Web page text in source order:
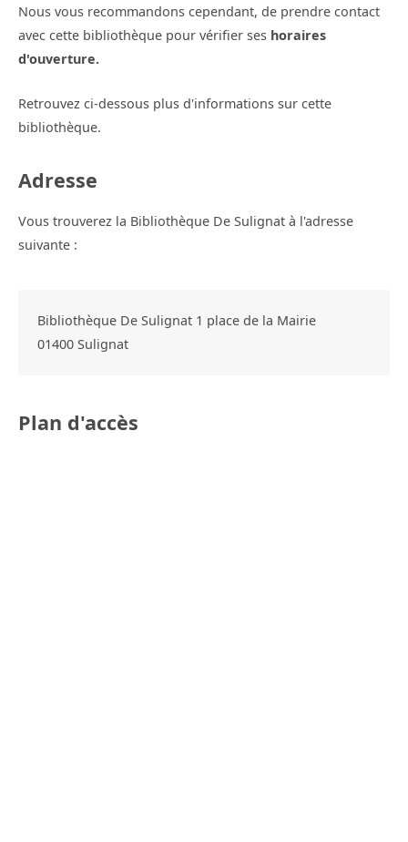
Nous vous recommandons cependant, de prendre contact
avec cette bibliothèque pour vérifier ses horaires
d'ouverture.
Retrouvez ci-dessous plus d'informations sur cette
bibliothèque.
Adresse
Vous trouverez la Bibliothèque De Sulignat à l'adresse
suivante :
Bibliothèque De Sulignat 1 place de la Mairie
01400 Sulignat
Plan d'accès